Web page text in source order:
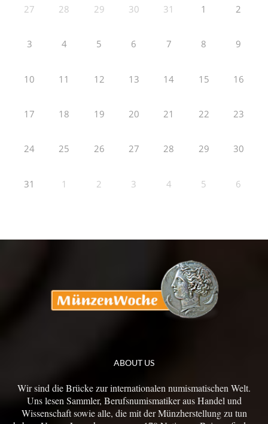
27 28 29 30 31 1 2
3 4 5 6 7 8 9
10 11 12 13 14 15 16
17 18 19 20 21 22 23
24 25 26 27 28 29 30
31 1 2 3 4 5 6
ABOUT US
Wir sind die Brücke zur internationalen numismatischen Welt.
Uns lesen Sammler, Berufsnumismatiker aus Handel und
Wissenschaft sowie alle, die mit der Münzherstellung zu tun